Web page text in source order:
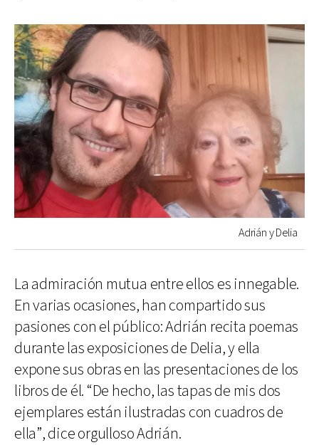
Adrián y Delia
La admiración mutua entre ellos es innegable.
En varias ocasiones, han compartido sus
pasiones con el público: Adrián recita poemas
durante las exposiciones de Delia, y ella
expone sus obras en las presentaciones de los
libros de él. “De hecho, las tapas de mis dos
ejemplares están ilustradas con cuadros de
ella”, dice orgulloso Adrián.